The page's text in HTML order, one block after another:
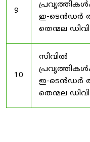
9
ഇ-ടെൻഡർ
തെന്മല
10
സിവിൽ
ഇ-ടെൻഡർ
തെന്മല